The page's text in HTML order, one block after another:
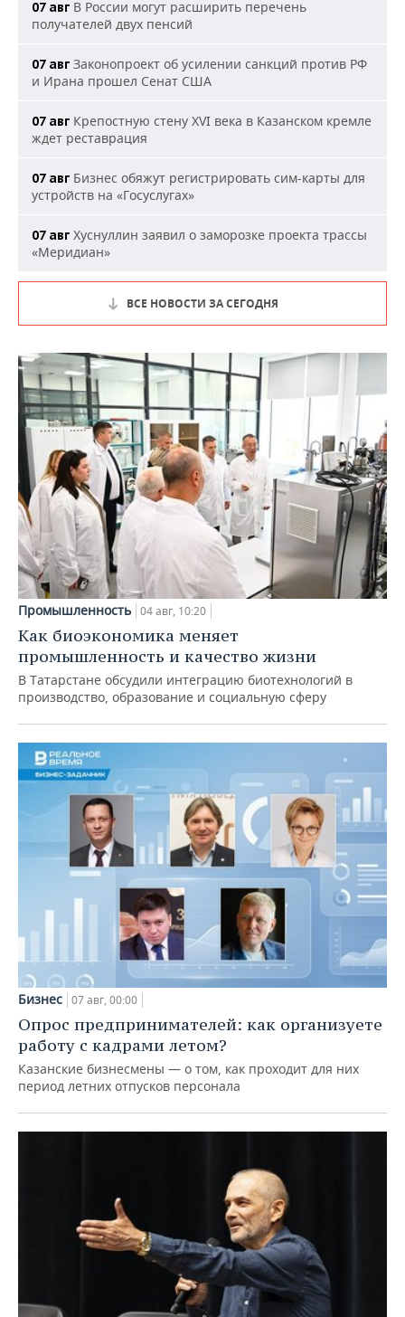
07 авг В России могут расширить перечень
получателей двух пенсий
07 авг Законопроект об усилении санкций против РФ
и Ирана прошел Сенат США
07 авг Крепостную стену XVI века в Казанском кремле
ждет реставрация
07 авг Бизнес обяжут регистрировать сим-карты для
устройств на «Госуслугах»
07 авг Хуснуллин заявил о заморозке проекта трассы
«Меридиан»
ВСЕ НОВОСТИ ЗА СЕГОДНЯ
Промышленность 04 авг, 10:20
Как биоэкономика меняет
промышленность и качество жизни
В Татарстане обсудили интеграцию биотехнологий в
производство, образование и социальную сферу
Бизнес 07 авг, 00:00
Опрос предпринимателей: как организуете
работу с кадрами летом?
Казанские бизнесмены — о том, как проходит для них
период летних отпусков персонала